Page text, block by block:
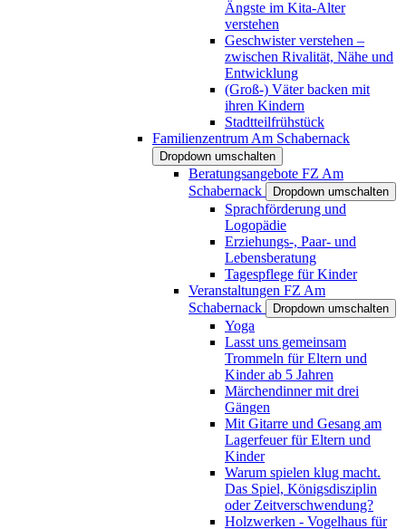
Ängste im Kita-Alter
verstehen
Geschwister verstehen –
zwischen Rivalität, Nähe und
Entwicklung
(Groß-) Väter backen mit
ihren Kindern
Stadtteilfrühstück
Familienzentrum Am Schabernack
Dropdown umschalten
Beratungsangebote FZ Am
Schabernack
Dropdown umschalten
Sprachförderung und
Logopädie
Erziehungs-, Paar- und
Lebensberatung
Tagespflege für Kinder
Veranstaltungen FZ Am
Schabernack
Dropdown umschalten
Yoga
Lasst uns gemeinsam
Trommeln für Eltern und
Kinder ab 5 Jahren
Märchendinner mit drei
Gängen
Mit Gitarre und Gesang am
Lagerfeuer für Eltern und
Kinder
Warum spielen klug macht.
Das Spiel, Königsdisziplin
oder Zeitverschwendung?
Holzwerken - Vogelhaus für